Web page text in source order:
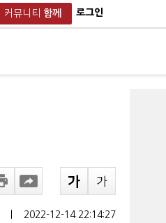
커뮤니티 함께 로그인
2022-12-14 22:14:27